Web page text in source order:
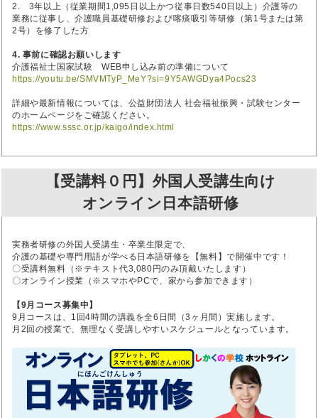
2. 3年以上（従業期間1,095日以上かつ従事日数540日以上）介護等の
業務に従事し、介護職員基礎研修および喀痰吸引等研修（第1号または第
2号）を修了した方
4. 事前に確認お願いします
介護福祉士国家試験 WEB申し込み前の準備について
https://youtu.be/SMVMTyP_MeY?si=9Y5AWGDya4Pocs23
詳細や最新情報については、公益財団法人 社会福祉振興・試験センター
のホームページをご確認ください。
https://www.sssc.or.jp/kaigo/index.html
【受講料０円】外国人受講生向け
オンライン日本語研修
実務者研修の外国人受講生・卒業生限定で、
介護の基礎や専門用語が学べる日本語研修を【無料】で開催中です！
〇受講料無料（※テキスト代3,080円のみ頂戴いたします）
〇オンライン授業（※スマホやPCで、家から参加できます）
【9月コース募集中】
9月コースは、1回4時間の講義を全6日間（3ヶ月間）実施します。
月2回の授業で、無理なく受講しやすいスケジュールとなっています。